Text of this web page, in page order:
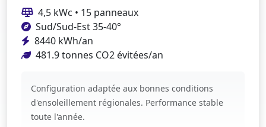
4,5 kWc • 15 panneaux
Sud/Sud-Est 35-40°
8440 kWh/an
481.9 tonnes CO2 évitées/an
Configuration adaptée aux bonnes conditions
d'ensoleillement régionales. Performance stable
toute l'année.